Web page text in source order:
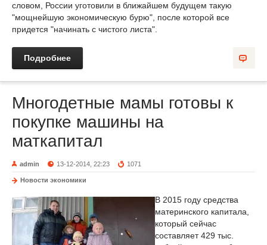
словом, России уготовили в ближайшем будущем такую
"мощнейшую экономическую бурю", после которой все
придется "начинать с чистого листа".
Подробнее
Многодетные мамы готовы к
покупке машины на
маткапитал
admin 13-12-2014, 22:23 1071
Новости экономики
В 2015 году средства
материнского капитала,
который сейчас
составляет 429 тыс.